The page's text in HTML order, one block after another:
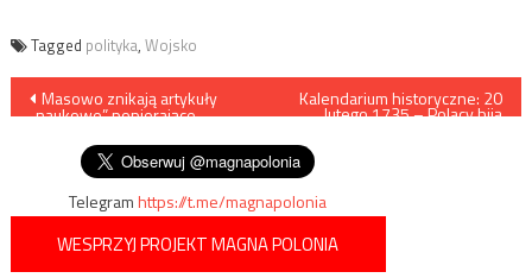
Tagged polityka, Wojsko
Nawigacja
wpisu
Masowo znikają artykuły
„naukowe” popierające
Kalendarium historyczne: 20
lutego 1735 – Polacy biją
Telegramhttps://t.me/magnapolonia
WESPRZYJ PROJEKT MAGNA POLONIA